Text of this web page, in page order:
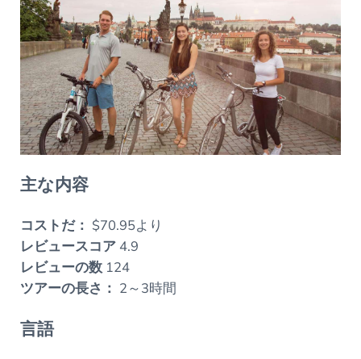
主な内容
コストだ： $70.95より
レビュースコア4.9
レビューの数124
ツアーの長さ： 2～3時間
言語